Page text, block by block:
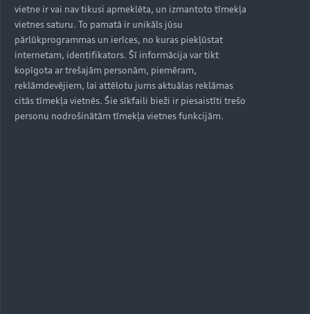
vietne ir vai nav tikusi apmeklēta, un izmantoto tīmekļa
vietnes saturu. To pamatā ir unikāls jūsu
pārlūkprogrammas un ierīces, no kuras piekļūstat
internetam, identifikators. Šī informācija var tikt
kopīgota ar trešajām personām, piemēram,
reklāmdevējiem, lai attēlotu jums aktuālas reklāmas
citās tīmekļa vietnēs. Šie sīkfaili bieži ir piesaistīti trešo
personu nodrošinātām tīmekļa vietnes funkcijām.